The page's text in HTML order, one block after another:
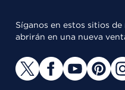
Síganos en estos sitios
abrirán en una nueva